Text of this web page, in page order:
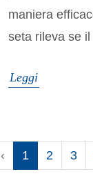
maniera
seta rileva se
Leggi
‹ 1 2 3